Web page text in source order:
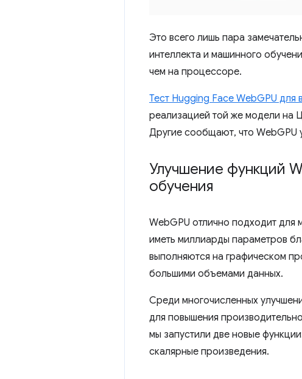
Это всего лишь пара
интеллекта и машинного
чем на процессоре.
Тест Hugging Face WebGPU для
реализацией той же модели на
Другие сообщают, что WebGPU
Улучшение функций
обучения
WebGPU отлично подходит для
иметь миллиарды параметров
выполняются на графическом
большими объемами данных.
Среди многочисленных
для повышения
мы запустили две новые
скалярные произведения.